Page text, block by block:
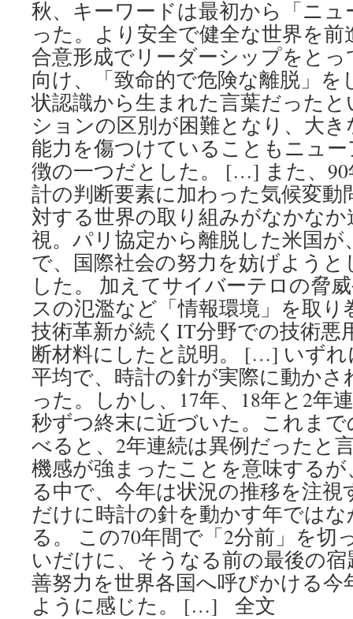
秋、キーワードは最初から「ニ
った。より安全で健全な世界を
合意形成でリーダーシップをと
向け、「致命的で危険な離脱」
状認識から生まれた言葉だった
ションの区別が困難となり、大
能力を傷つけていることもニュ
徴の一つだとした。 […] また、
計の判断要素に加わった気候変動
対する世界の取り組みがなかな
視。パリ協定から離脱した米国が
で、国際社会の努力を妨げよう
した。 加えてサイバーテロの脅
スの氾濫など「情報環境」を取り
技術革新が続くIT分野での技術悪
断材料にしたと説明。 […] いずれ
平均で、時計の針が実際に動か
った。しかし、17年、18年と2年
秒ずつ終末に近づいた。これま
べると、2年連続は異例だったと
機感が強まったことを意味する
る中で、今年は状況の推移を注
だけに時計の針を動かす年では
る。 この70年間で「2分前」を切
いだけに、そうなる前の最後の
善努力を世界各国へ呼びかける今
ように感じた。 […] 全文